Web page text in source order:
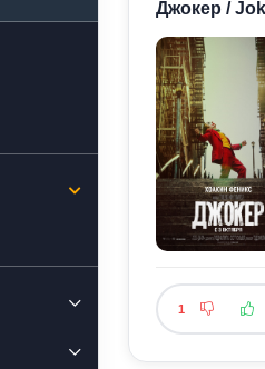
Джокер /
1